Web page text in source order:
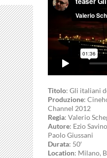
Titolo: Gli italiani
Produzione:
Channel 2012
Regia: Valerio
Autore: Ezio
Paolo Giussani
Durata: 50′
Location: Milano,